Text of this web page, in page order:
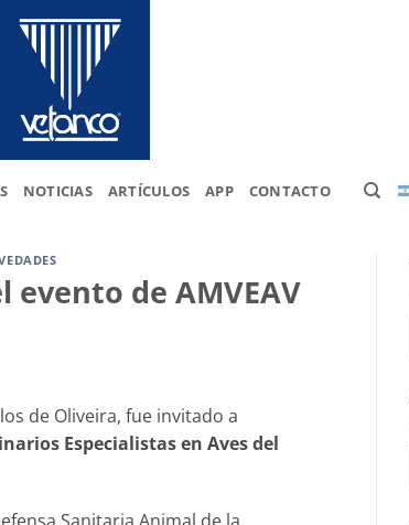
NOTICIAS ARTÍCULOS APP CONTACTO
evento de AMVEAV
de Oliveira, fue invitado a
Especialistas en Aves del